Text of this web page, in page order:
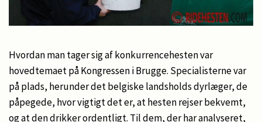
Hvordan man tager sig af konkurrencehesten var
hovedtemaet på Kongressen i Brugge. Specialisterne var
på plads, herunder det belgiske landsholds dyrlæger, de
påpegede, hvor vigtigt det er, at hesten rejser bekvemt,
og at den drikker ordentligt. Til dem, der har analyseret,